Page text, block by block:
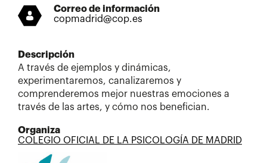
Correo de información
copmadrid@cop.es
Descripción
A través de ejemplos y dinámicas,
experimentaremos, canalizaremos y
comprenderemos mejor nuestras emociones a
través de las artes, y cómo nos benefician.
Organiza
COLEGIO OFICIAL DE LA PSICOLOGÍA DE MADRID